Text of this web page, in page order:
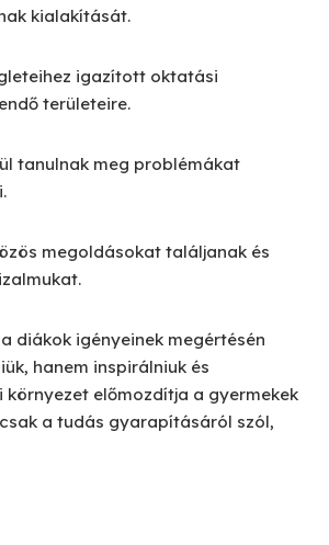
kialakítását.
igazított oktatási
területeire.
tanulnak meg problémákat
megoldásokat találjanak és
diákok igényeinek megértésén
hanem inspirálniuk és
előmozdítja a gyermekek
a tudás gyarapításáról szól,